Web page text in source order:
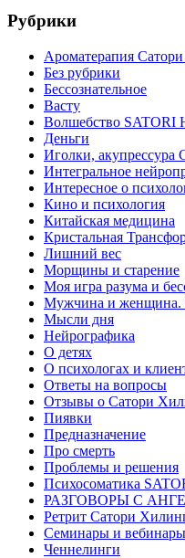
Рубрики
Ароматерапия
Без рубрики
Бессознательное
Васту
Волшебство SATORI
Деньги
Иголки, акупрессура
Интегральное
Интересное о
Кино и психология
Китайская медицина
Кристальная
Лишний вес
Морщины и старение
Моя игра разума и
Мужчина и женщина.
Мысли дня
Нейрографика
О детях
О психологах и
Ответы на вопросы
Отзывы о Сатори
Пиявки
Предназначение
Про смерть
Проблемы и решения
Психосоматика
РАЗГОВОРЫ С
Ретрит Сатори
Семинары и вебинары
Ченнелинги